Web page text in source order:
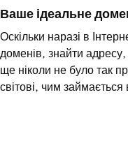
Ваше ідеальне
Оскільки наразі в
доменів, знайти
ще ніколи не було так
світові, чим